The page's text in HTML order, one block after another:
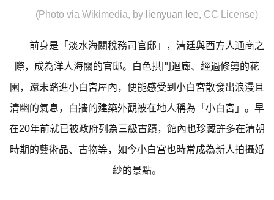
(Photo via Wikimedia, by lienyuan lee, CC License)
前身是「淡水海關稅務司官邸」，清廷與西方人通商之
際，成為洋人海關的官邸。白色拱門迴廊、經過修剪的花
園，還未踏進小白宮屋內，便能感受到小白宮散發出浪漫且
清幽的氣息，白牆的建築外觀被在地人稱為「小白宮」。早
在20年前就已被政府列為三級古蹟，館內也珍藏許多在清朝
時期的藝術品、古物等，如今小白宮也時常成為新人拍攝婚
紗的景點。